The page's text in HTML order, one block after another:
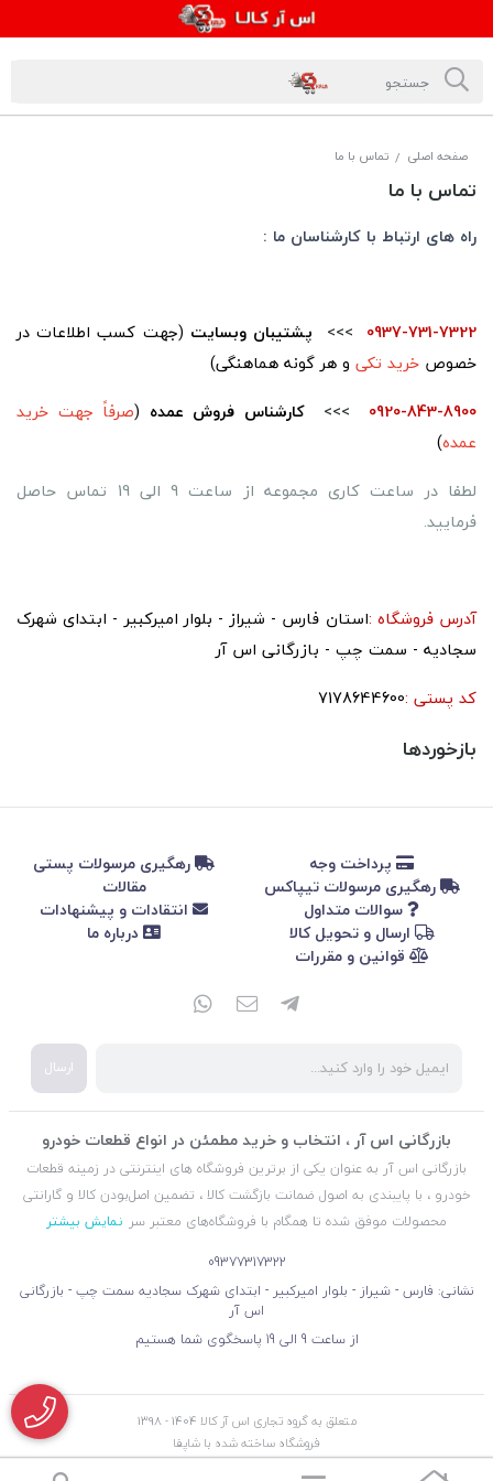
صفحه اصلی / تماس با ما
تماس با ما
راه های ارتباط با کارشناسان ما :
0937-731-7322
>>> پشتیبان وبسایت (جهت کسب اطلاعات در
خصوص خرید تکی و هر گونه هماهنگی)
0920-843-8900
>>>کارشناس فروش عمده (صرفاً جهت خرید
عمده)
لطفا در ساعت کاری مجموعه از ساعت 9 الی 19 تماس حاصل
فرمایید.
آدرس فروشگاه :استان فارس - شیراز - بلوار امیرکبیر - ابتدای شهرک
سجادیه - سمت چپ - بازرگانی اس آر
کد پستی :7178644600
بازخوردها
پرداخت وجه
رهگیری مرسولات پستی
رهگیری مرسولات تیپاکس
مقالات
سوالات متداول
انتقادات و پیشنهادات
ارسال و تحویل کالا
درباره ما
قوانین و مقررات
ارسال
بازرگانی اس آر ، انتخاب و خرید مطمئن در انواع قطعات خودرو
بازرگانی اس آر به عنوان یکی از برترین فروشگاه های اینترنتی در زمینه قطعات
خودرو ، با پایبندی به اصول ضمانت بازگشت کالا ، تضمین اصل‌بودن کالا و گارانتی
محصولات موفق شده تا همگام با فروشگاه‌های معتبر سر نمایش بیشتر
09377317322
نشانی: فارس - شیراز - بلوار امیرکبیر - ابتدای شهرک سجادیه سمت چپ - بازرگانی
اس آر
از ساعت 9 الی 19 پاسخگوی شما هستیم
متعلق به گروه تجاری اس آر کالا 1404 - 1398
فروشگاه ساخته شده با شاپفا